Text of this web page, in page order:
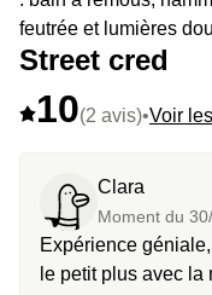
feutrée et lumières
Street cred
10(2 avis)•Voir
Clara
Moment du
Expérience
le petit plus avec la